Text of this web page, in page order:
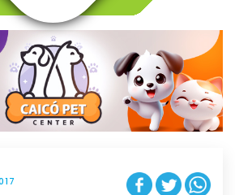
v
g
t
i
o
n